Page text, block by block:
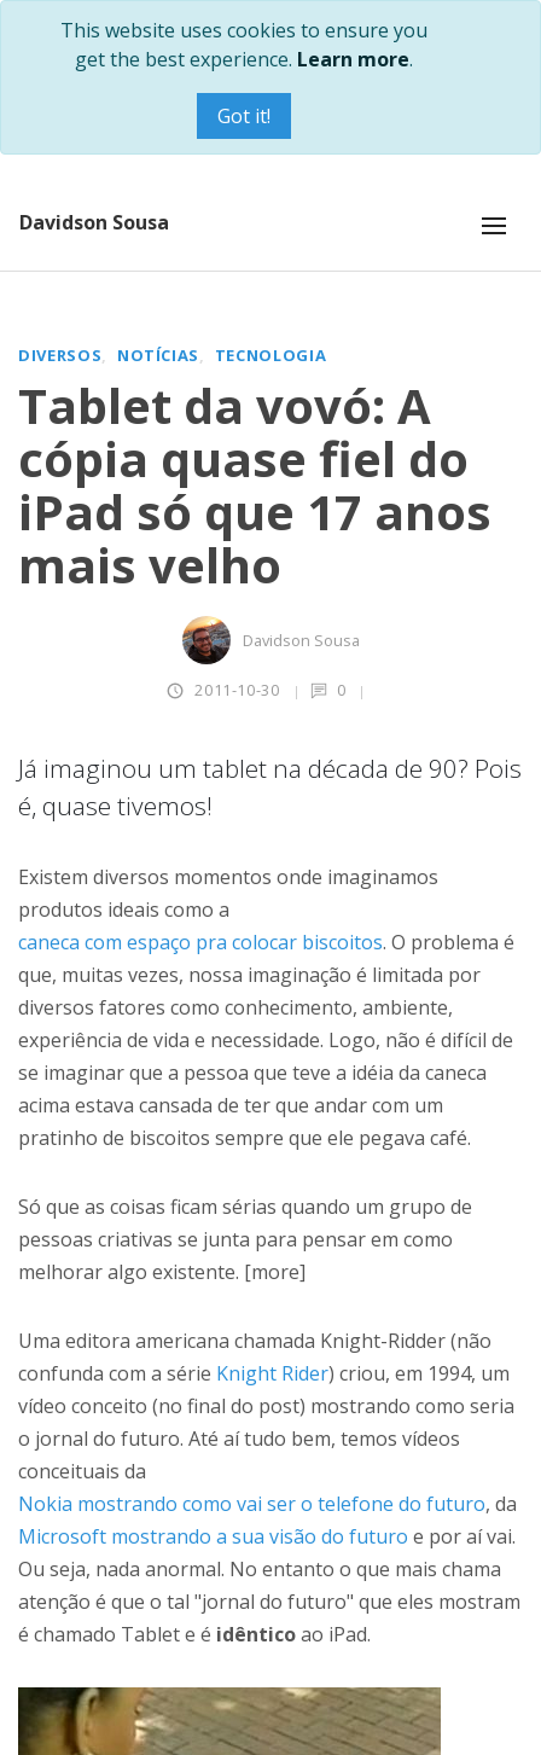
This website uses cookies to ensure you
get the best experience. Learn more.
Got it!
Davidson Sousa
DIVERSOS NOTÍCIAS TECNOLOGIA
Tablet da vovó: A
cópia quase fiel do
iPad só que 17 anos
mais velho
Davidson Sousa
2011-10-30 0
Já imaginou um tablet na década de 90? Pois
é, quase tivemos!
Existem diversos momentos onde imaginamos
produtos ideais como a
caneca com espaço pra colocar biscoitos. O problema é
que, muitas vezes, nossa imaginação é limitada por
diversos fatores como conhecimento, ambiente,
experiência de vida e necessidade. Logo, não é difícil de
se imaginar que a pessoa que teve a idéia da caneca
acima estava cansada de ter que andar com um
pratinho de biscoitos sempre que ele pegava café.
Só que as coisas ficam sérias quando um grupo de
pessoas criativas se junta para pensar em como
melhorar algo existente. [more]
Uma editora americana chamada Knight-Ridder (não
confunda com a série Knight Rider) criou, em 1994, um
vídeo conceito (no final do post) mostrando como seria
o jornal do futuro. Até aí tudo bem, temos vídeos
conceituais da
Nokia mostrando como vai ser o telefone do futuro, da
Microsoft mostrando a sua visão do futuro e por aí vai.
Ou seja, nada anormal. No entanto o que mais chama
atenção é que o tal "jornal do futuro" que eles mostram
é chamado Tablet e é idênticoao iPad.